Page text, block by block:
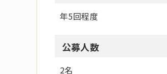
年5回程度
公募人数
2名